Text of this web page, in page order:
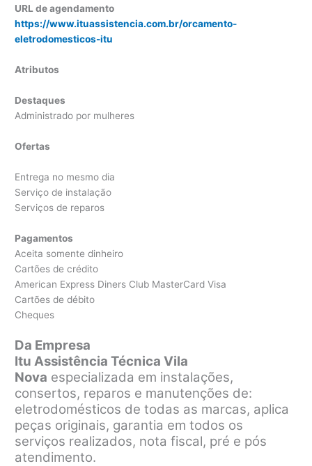
URL de agendamento
https://www.ituassistencia.com.br/orcamento-
eletrodomesticos-itu
Atributos
Destaques
Administrado por mulheres
Ofertas
Entrega no mesmo dia
Serviço de instalação
Serviços de reparos
Pagamentos
Aceita somente dinheiro
Cartões de crédito
American Express Diners Club MasterCard Visa
Cartões de débito
Cheques
Da Empresa
Itu Assistência Técnica Vila
Nova especializada em instalações,
consertos, reparos e manutenções de:
eletrodomésticos de todas as marcas, aplica
peças originais, garantia em todos os
serviços realizados, nota fiscal, pré e pós
atendimento.